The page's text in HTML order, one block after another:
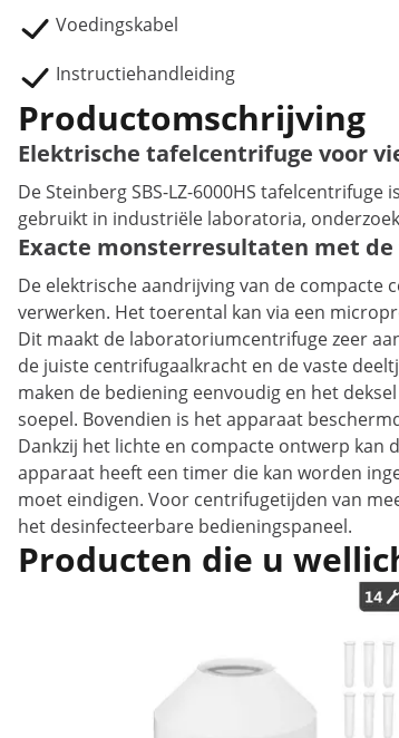
Voedingskabel
Instructiehandleiding
Productomschrijving
Elektrische tafelcentrifuge voor
De Steinberg SBS-LZ-6000HS
gebruikt in industriële laboratoria,
Exacte monsterresultaten met
De elektrische aandrijving van de compacte
verwerken. Het toerental kan via een
Dit maakt de laboratoriumcentrifuge zeer
de juiste centrifugaalkracht en de vaste
maken de bediening eenvoudig en het
soepel. Bovendien is het apparaat
Dankzij het lichte en compacte ontwerp
apparaat heeft een timer die kan worden
moet eindigen. Voor centrifugetijden van
het desinfecteerbare bedieningspaneel.
Producten die u